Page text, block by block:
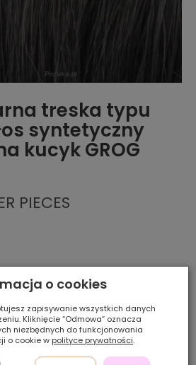
treska typu
syntetyczny
kucyk GROG
PIECES
o cookies
zapisywanie wszystkich danych
Kliknięcie “Odmowa” oznacza
niezbędnych do funkcjonowania
o cookie w polityce prywatności.